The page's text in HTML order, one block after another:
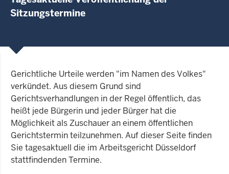
Sitzungstermine
Gerichtliche Urteile werden "im Namen des Volkes"
verkündet. Aus diesem Grund sind
Gerichtsverhandlungen in der Regel öffentlich, das
heißt jede Bürgerin und jeder Bürger hat die
Möglichkeit als Zuschauer an einem öffentlichen
Gerichtstermin teilzunehmen. Auf dieser Seite finden
Sie tagesaktuell die im Arbeitsgericht Düsseldorf
stattfindenden Termine.